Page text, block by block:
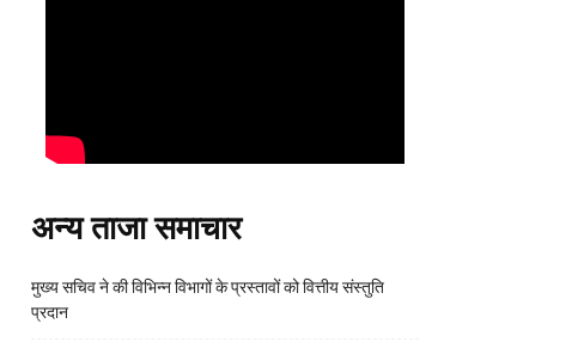
अन्य ताजा समाचार
मुख्य सचिव ने की विभिन्न विभागों के प्रस्तावों को वित्तीय संस्तुति
प्रदान